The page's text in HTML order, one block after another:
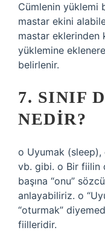
Cümlenin yüklemi
mastar ekini
mastar eklerinden
yüklemine
belirlenir.
7. SINIF
NEDIR?
o Uyumak
vb. gibi. o Bir fiilin
başına “onu”
anlayabiliriz. o
“oturmak”
fiilleridir.